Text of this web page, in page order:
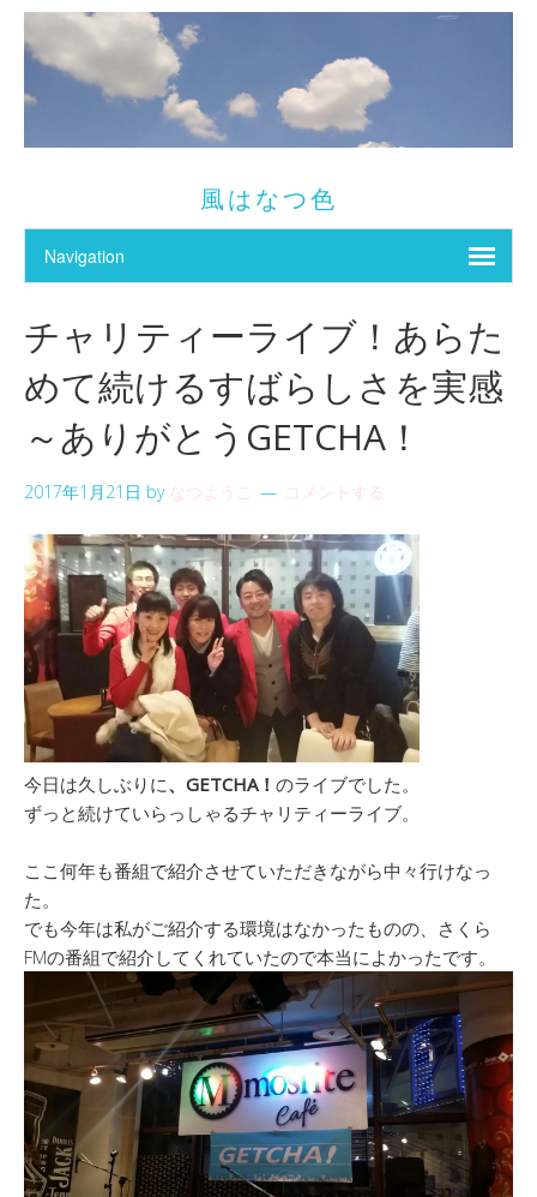
風はなつ色
チャリティーライブ！あらた
めて続けるすばらしさを実感
～ありがとうGETCHA！
2017年1月21日 by なつようこ コメントする
今日は久しぶりに、GETCHA！ のライブでした。
ずっと続けていらっしゃるチャリティーライブ。
ここ何年も番組で紹介させていただきながら中々行けなっ
た。
でも今年は私がご紹介する環境はなかったものの、さくら
FMの番組で紹介してくれていたので本当によかったです。